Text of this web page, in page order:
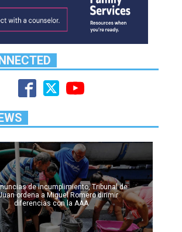
de incumplimiento, Tribunal de
ordena a Miguel Romero dirimir
diferencias con la AAA